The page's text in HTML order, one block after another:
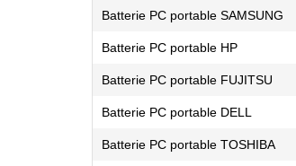
Batterie PC portable SAMSUNG
Batterie PC portable HP
Batterie PC portable FUJITSU
Batterie PC portable DELL
Batterie PC portable TOSHIBA